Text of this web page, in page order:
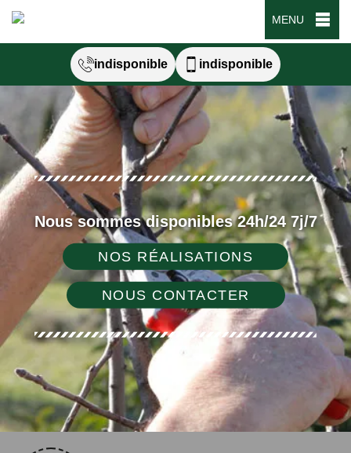
MENU
indisponible indisponible
Nous sommes disponibles 24h/24 7j/7
NOS RÉALISATIONS
NOUS CONTACTER